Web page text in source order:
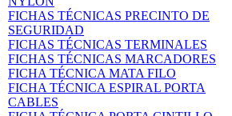
FICHAS TÉCNICAS PRECINTO DE
SEGURIDAD
FICHAS TÉCNICAS TERMINALES
FICHAS TÉCNICAS MARCADORES
FICHA TÉCNICA MATA FILO
FICHA TÉCNICA ESPIRAL PORTA
CABLES